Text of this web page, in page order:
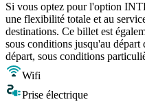
Si vous optez pour l'option
une flexibilité totale et au
destinations. Ce billet est
sous conditions jusqu'au départ
départ, sous conditions
Wifi
Prise électrique